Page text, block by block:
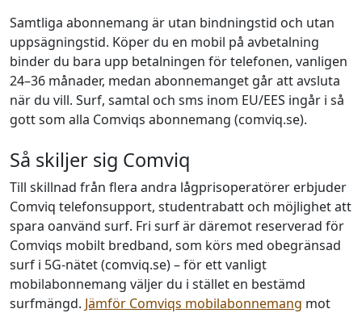
Samtliga abonnemang är utan bindningstid och utan
uppsägningstid. Köper du en mobil på avbetalning
binder du bara upp betalningen för telefonen, vanligen
24–36 månader, medan abonnemanget går att avsluta
när du vill. Surf, samtal och sms inom EU/EES ingår i så
gott som alla Comviqs abonnemang (comviq.se).
Så skiljer sig Comviq
Till skillnad från flera andra lågprisoperatörer erbjuder
Comviq telefonsupport, studentrabatt och möjlighet att
spara oanvänd surf. Fri surf är däremot reserverad för
Comviqs mobilt bredband, som körs med obegränsad
surf i 5G-nätet (comviq.se) – för ett vanligt
mobilabonnemang väljer du i stället en bestämd
surfmängd. Jämför Comviqs mobilabonnemang mot